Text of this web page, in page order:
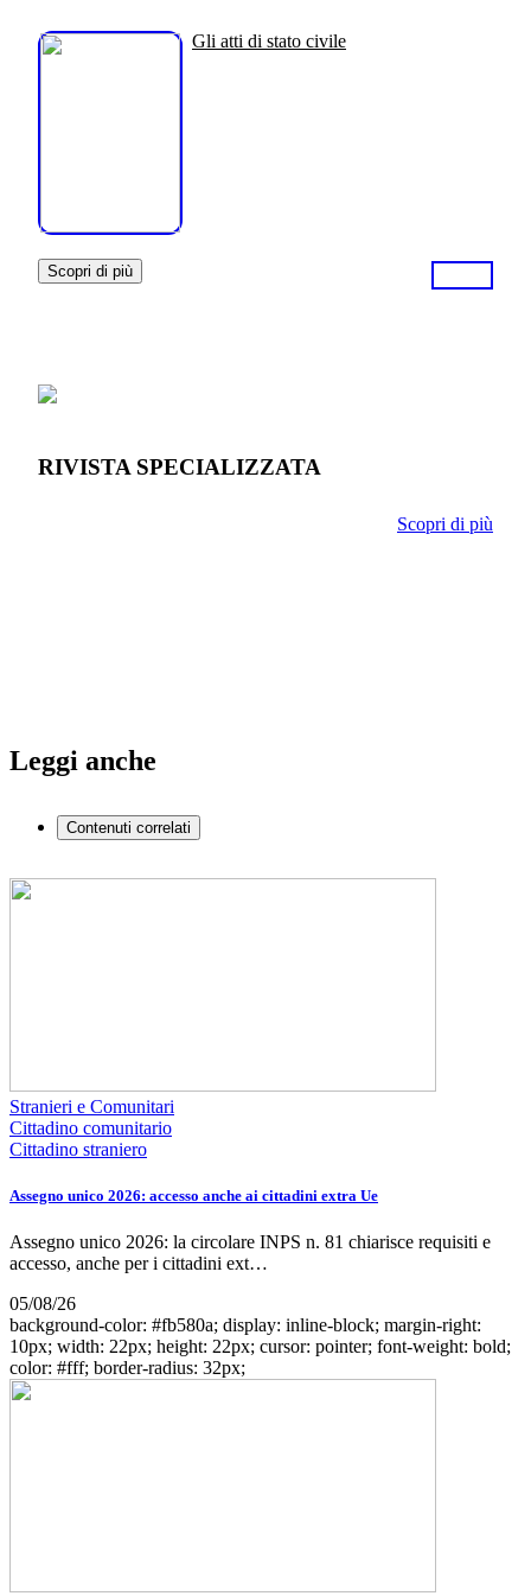
Gli atti di stato civile
Scopri di più
RIVISTA SPECIALIZZATA
Scopri di più
Leggi anche
Contenuti correlati
Stranieri e Comunitari
Cittadino comunitario
Cittadino straniero
Assegno unico 2026: accesso anche ai cittadini extra Ue
Assegno unico 2026: la circolare INPS n. 81 chiarisce requisiti e
accesso, anche per i cittadini ext…
05/08/26
background-color: #fb580a; display: inline-block; margin-right:
10px; width: 22px; height: 22px; cursor: pointer; font-weight: bold;
color: #fff; border-radius: 32px;